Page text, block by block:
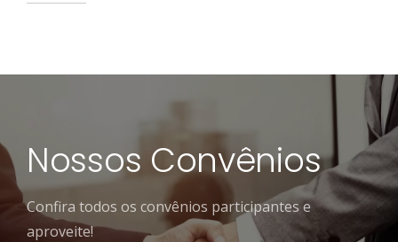
Nossos Convênios
Confira todos os convênios participantes e
aproveite!